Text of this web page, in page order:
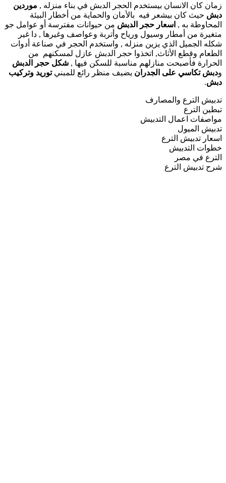
زمان كان الانسان بيستخدم الحجر الدبش في بناء منزله , موردين
دبش حيث كان بيشعر فيه بالأمان والحماية من أخطار البيئة
المحاوطة به , اسعار حجر الدبش من حيوانات مفترسة أو عوامل جو
متغيرة من أمطار وسيول ورياح وأتربة وعواصف وغيرها , دا غير
شكله الجميل الذي يزين منزله , واستخدم الحجر في صناعة أدوات
الطعام وقطع الأثاث, اتخذوا حجر الدبش عازل لمسكنهم من
الحرارة فأصبحت منازلهم مناسبة للسكن فيها , شكل حجر الدبش
ودبش تكاسي على الجدران يضيف منظر رائع للمبني توريد وتركيب
دبش.
تدبيش الترع والمصارف
تبطين الترع
مواصفات اعمال التدبيش
تدبيش الميول
اسعار تدبيش الترع
خطوات التدبيش
الترع في مصر
شرح تدبيش الترع